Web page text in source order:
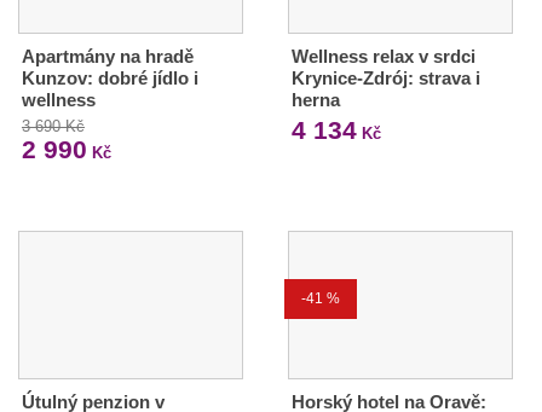
Apartmány na hradě
Kunzov: dobré jídlo i
wellness
3 690 Kč
2 990 Kč
Wellness relax v srdci
Krynice-Zdrój: strava i
herna
4 134Kč
Útulný penzion v
-41 %
Horský hotel na Oravě: